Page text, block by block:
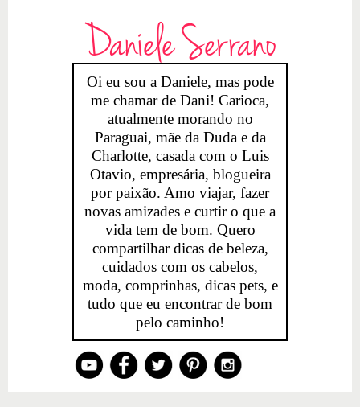
Daniele Serrano
Oi eu sou a Daniele, mas pode
me chamar de Dani! Carioca,
atualmente morando no
Paraguai, mãe da Duda e da
Charlotte, casada com o Luis
Otavio, empresária, blogueira
por paixão. Amo viajar, fazer
novas amizades e curtir o que a
vida tem de bom. Quero
compartilhar dicas de beleza,
cuidados com os cabelos,
moda, comprinhas, dicas pets, e
tudo que eu encontrar de bom
pelo caminho!